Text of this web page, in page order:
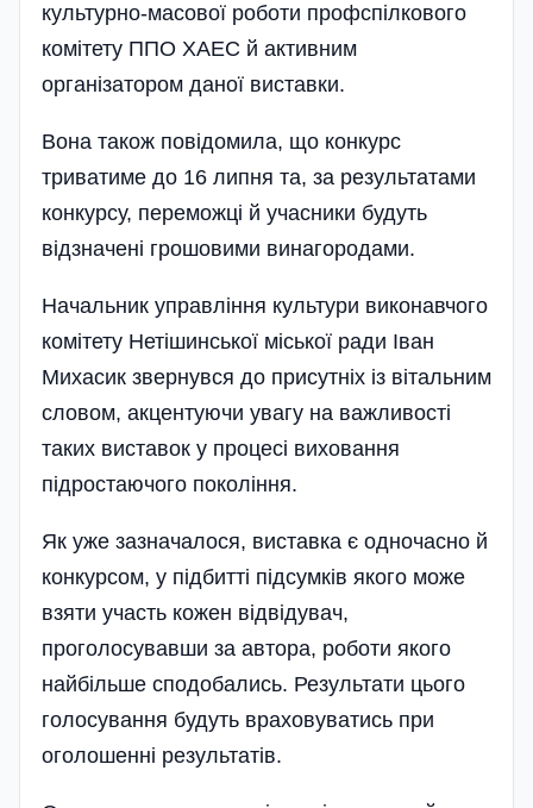
культурно-масової роботи профспілкового
комітету ППО ХАЕС й активним
організатором даної виставки.
Вона також повідомила, що конкурс
триватиме до 16 липня та, за результатами
конкурсу, переможці й учасники будуть
відзначені грошовими винагородами.
Начальник управління культури виконавчого
комітету Нетішинської міської ради Іван
Михасик звернувся до присутніх із вітальним
словом, акцентуючи увагу на важливості
таких виставок у процесі виховання
підростаючого покоління.
Як уже зазначалося, виставка є одночасно й
конкурсом, у підбитті підсумків якого може
взяти участь кожен відвідувач,
проголосувавши за автора, роботи якого
найбільше сподобались. Результати цього
голосування будуть враховуватись при
оголошенні результатів.